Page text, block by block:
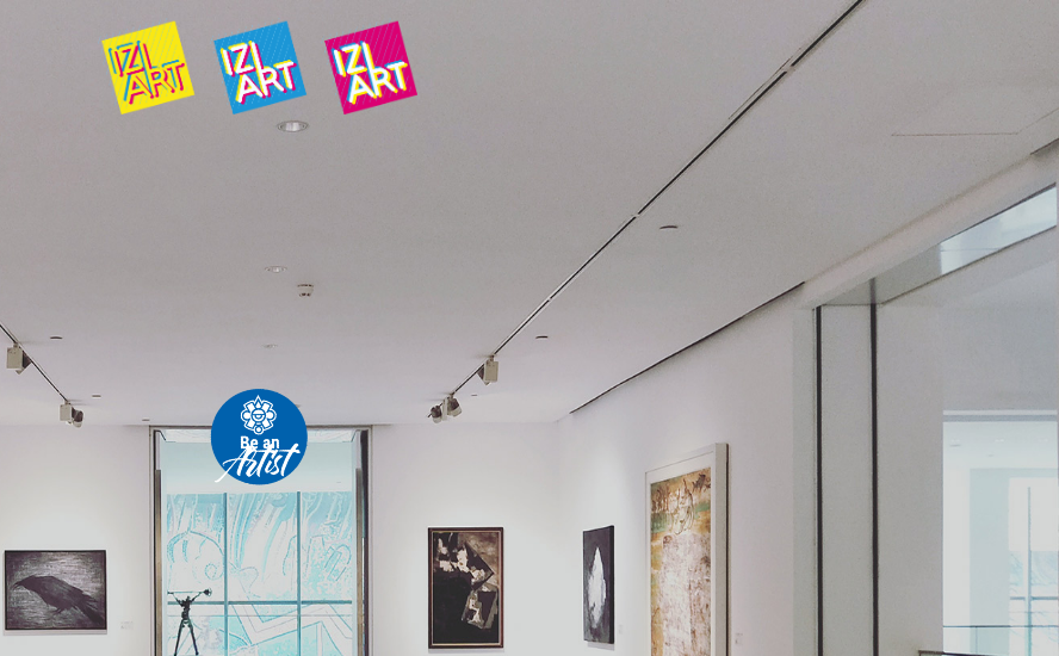
ENTREZ VOTRE CODE :
C'est parti !